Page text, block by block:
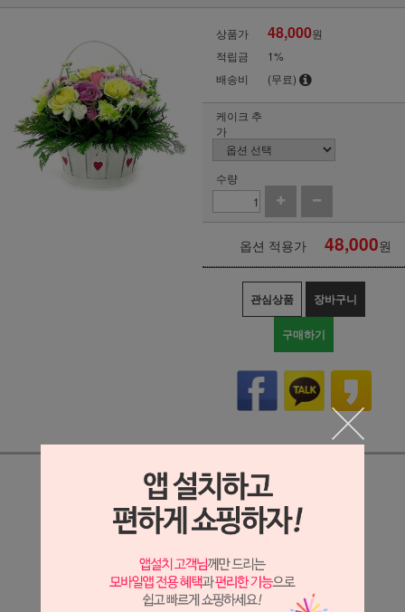
상품가 48,000원
적립금
1%
배송비
(무료)
케이크 추
가
수량
옵션 적용가 48,000원
관심상품 장바구니
구매하기
상세정보 새창 열기